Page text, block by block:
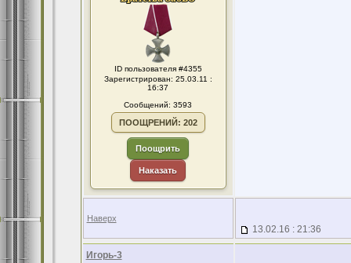
ID пользователя #4355
Зарегистрирован: 25.03.11 :
16:37
Сообщений: 3593
ПООЩРЕНИЙ: 202
Поощрить
Наказать
Наверх
13.02.16 : 21:36
Игорь-3